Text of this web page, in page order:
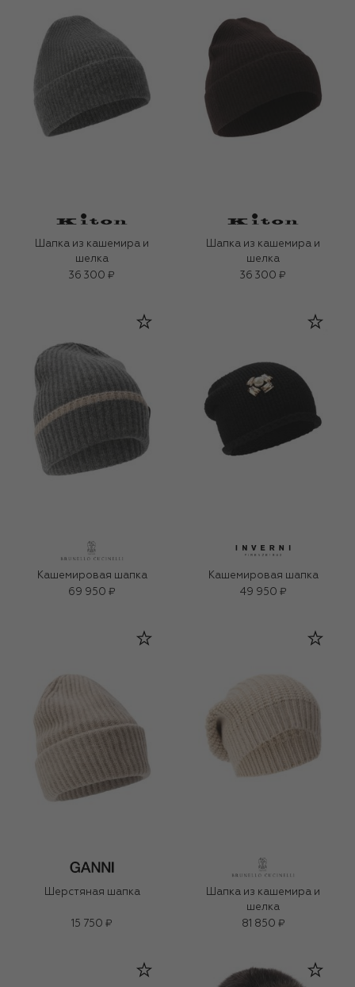
Шапка из кашемира и
шелка
36 300 ₽
Шапка из кашемира и
шелка
36 300 ₽
Кашемировая шапка
69 950 ₽
Кашемировая шапка
49 950 ₽
Шерстяная шапка
15 750 ₽
Шапка из кашемира и
шелка
81 850 ₽